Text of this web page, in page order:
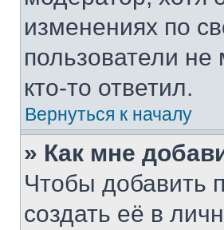
изменениях по
пользователи
кто-то ответил.
Вернуться к началу
» Как мне
Чтобы добавить
создать её в